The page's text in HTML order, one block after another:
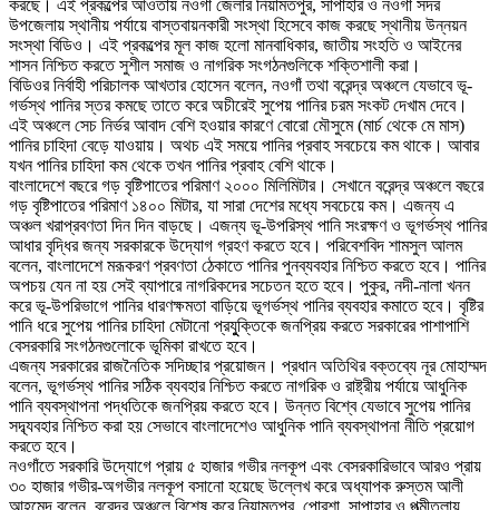
করছে। এই প্রকল্পের আওতায় নওগাঁ জেলার নিয়ামতপুর, সাপাহার ও নওগাঁ সদর
উপজেলায় স্থানীয় পর্যায়ে বাস্তবায়নকারী সংস্থা হিসেবে কাজ করছে স্থানীয় উন্নয়ন
সংস্থা বিডিও। এই প্রকল্পের মূল কাজ হলো মানবাধিকার, জাতীয় সংহতি ও আইনের
শাসন নিশ্চিত করতে সুশীল সমাজ ও নাগরিক সংগঠনগুলিকে শক্তিশালী করা।
বিডিওর নির্বাহী পরিচালক আখতার হোসেন বলেন, নওগাঁ তথা বরেন্দ্র অঞ্চলে যেভাবে ভূ-
গর্ভস্থ পানির স্তর কমছে তাতে করে অচীরেই সুপেয় পানির চরম সংকট দেখাম দেবে।
এই অঞ্চলে সেচ নির্ভর আবাদ বেশি হওয়ার কারণে বোরো মৌসুমে (মার্চ থেকে মে মাস)
পানির চাহিদা বেড়ে যাওয়ায়। অথচ এই সময়ে পানির প্রবাহ সবচেয়ে কম থাকে। আবার
যখন পানির চাহিদা কম থেকে তখন পানির প্রবাহ বেশি থাকে।
বাংলাদেশে বছরে গড় বৃষ্টিপাতের পরিমাণ ২০০০ মিলিমিটার। সেখানে বরেন্দ্র অঞ্চলে বছরে
গড় বৃষ্টিপাতের পরিমাণ ১৪০০ মিটার, যা সারা দেশের মধ্যে সবচেয়ে কম। এজন্য এ
অঞ্চল খরাপ্রবণতা দিন দিন বাড়ছে। এজন্য ভূ-উপরিস্থ পানি সংরক্ষণ ও ভূগর্ভস্থ পানির
আধার বৃদ্ধির জন্য সরকারকে উদ্যোগ গ্রহণ করতে হবে। পরিবেশবিদ শামসুল আলম
বলেন, বাংলাদেশে মরূকরণ প্রবণতা ঠেকাতে পানির পুনব্যবহার নিশ্চিত করতে হবে। পানির
অপচয় যেন না হয় সেই ব্যাপারে নাগরিকদের সচেতন হতে হবে। পুকুর, নদী-নালা খনন
করে ভূ-উপরিভাগে পানির ধারণক্ষমতা বাড়িয়ে ভূগর্ভস্থ পানির ব্যবহার কমাতে হবে। বৃষ্টির
পানি ধরে সুপেয় পানির চাহিদা মেটানো প্রযুুক্তিকে জনপ্রিয় করতে সরকারের পাশাপাশি
বেসরকারি সংগঠনগুলোকে ভূমিকা রাখতে হবে।
এজন্য সরকারের রাজনৈতিক সদিচ্ছার প্রয়োজন। প্রধান অতিথির বক্তব্যে নূর মোহাম্মদ
বলেন, ভূগর্ভস্থ পানির সঠিক ব্যবহার নিশ্চিত করতে নাগরিক ও রাষ্ট্রীয় পর্যায়ে আধুনিক
পানি ব্যবস্থাপনা পদ্ধতিকে জনপ্রিয় করতে হবে। উন্নত বিশ্বে যেভাবে সুপেয় পানির
সদ্ব্যবহার নিশ্চিত করা হয় সেভাবে বাংলাদেশেও আধুনিক পানি ব্যবস্থাপনা নীতি প্রয়োগ
করতে হবে।
নওগাঁতে সরকারি উদ্যোগে প্রায় ৫ হাজার গভীর নলকূপ এবং বেসরকারিভাবে আরও প্রায়
৩০ হাজার গভীর-অগভীর নলকূপ বসানো হয়েছে উল্লেখ করে অধ্যাপক রুস্তম আলী